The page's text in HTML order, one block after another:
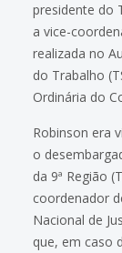
presidente do
a vice-
realizada no
do Trabalho
Ordinária do
Robinson era
o
da 9ª Região
coordenador
Nacional de
que, em caso